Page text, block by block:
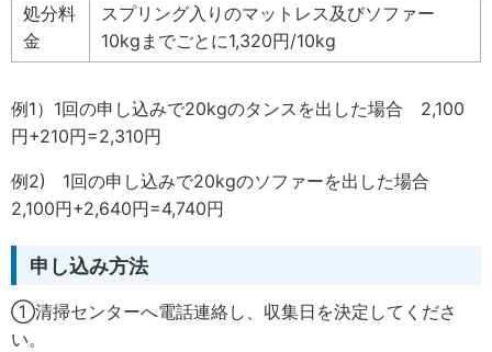
処分料
金
スプリング入りのマットレス及びソファー
10kgまでごとに1,320円/10kg
例1）1回の申し込みで20kgのタンスを出した場合 2,100
円+210円=2,310円
例2) 1回の申し込みで20kgのソファーを出した場合
2,100円+2,640円=4,740円
申し込み方法
①清掃センターへ電話連絡し、収集日を決定してくださ
い。